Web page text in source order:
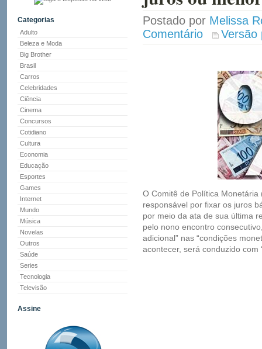
Categorias
Adulto
Beleza e Moda
Big Brother
Brasil
Carros
Celebridades
Ciência
Cinema
Concursos
Cotidiano
Cultura
Economia
Educação
Esportes
Games
Internet
Mundo
Música
Novelas
Outros
Saúde
Series
Tecnologia
Televisão
Assine
Postado por Melissa
Comentário
Versão
O Comitê de Política
responsável por fixar os juros
por meio da ata de sua última
pelo nono encontro
adicional” nas “condições
acontecer, será conduzido com